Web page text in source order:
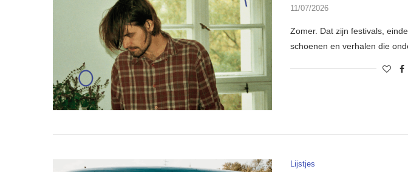
11/07/2026
Zomer. Dat zijn festivals,
schoenen en verhalen die
Lijstjes